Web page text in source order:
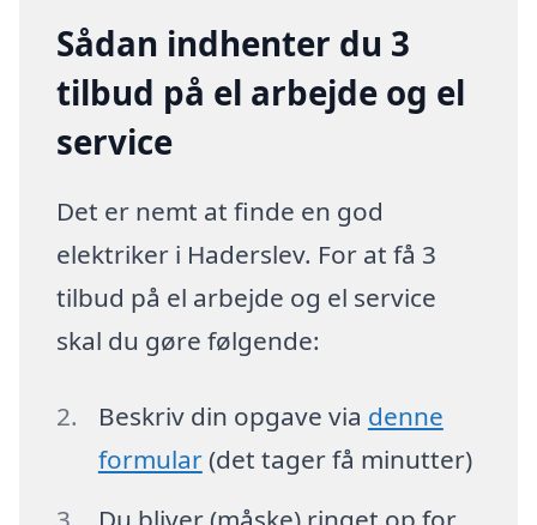
Sådan indhenter du 3
tilbud på el arbejde og el
service
Det er nemt at finde en god
elektriker i Haderslev. For at få 3
tilbud på el arbejde og el service
skal du gøre følgende:
Beskriv din opgave via denne
formular(det tager få minutter)